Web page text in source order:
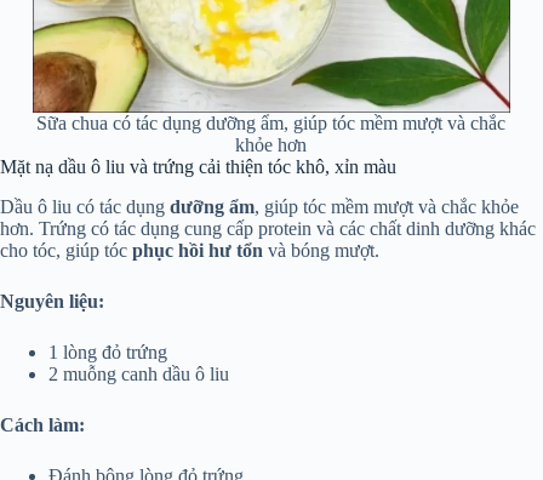
Sữa chua có tác dụng dưỡng ẩm, giúp tóc mềm mượt và chắc
khỏe hơn
Mặt nạ dầu ô liu và trứng cải thiện tóc khô, xỉn màu
Dầu ô liu có tác dụng dưỡng ẩm, giúp tóc mềm mượt và chắc khỏe
hơn. Trứng có tác dụng cung cấp protein và các chất dinh dưỡng khác
cho tóc, giúp tóc phục hồi hư tổn và bóng mượt.
Nguyên liệu:
1 lòng đỏ trứng
2 muỗng canh dầu ô liu
Cách làm:
Đánh bông lòng đỏ trứng.